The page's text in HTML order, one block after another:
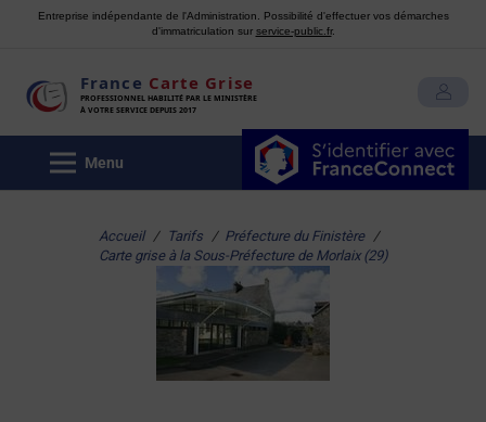
Entreprise indépendante de l'Administration. Possibilité d'effectuer vos démarches
d'immatriculation sur service-public.fr.
France Carte Grise
PROFESSIONNEL HABILITÉ PAR LE MINISTÈRE
À VOTRE SERVICE DEPUIS 2017
Menu
Accueil / Tarifs / Préfecture du Finistère /
Carte grise à la Sous-Préfecture de Morlaix (29)